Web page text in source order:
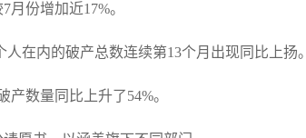
份增加近17%。
在内的破产总数连续第13个月出现同比上扬。
数量同比上升了54%。